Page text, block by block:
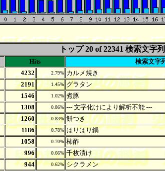
トップ 20 of 22341 検索文字列
Hits
検索文字
4232 2.79% カルメ焼き
2191 1.45% グラタン
1546 1.02% 煮豚
1308 0.86% --- 文字化けにより解析不能 ---
1260 0.83% 餅つき
1186 0.78% はりはり鍋
1058 0.70% 柿酢
996 0.66% 千枚漬け
944 0.62% シクラメン